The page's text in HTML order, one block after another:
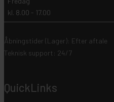
kl. 8.00 - 17.00
Åbningstider (Lager): Efter aftale
Teknisk support: 24/7
QuickLinks